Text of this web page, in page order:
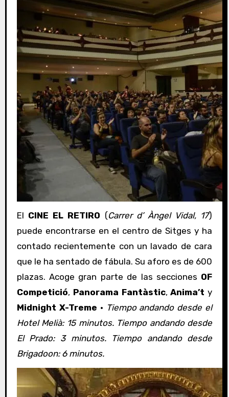
El CINE EL RETIRO (Carrer d’ Àngel Vidal, 17)
puede encontrarse en el centro de Sitges y ha
contado recientemente con un lavado de cara
que le ha sentado de fábula. Su aforo es de 600
plazas. Acoge gran parte de las secciones OF
Competició, Panorama Fantàstic,Anima’t y
Midnight X-Treme · Tiempo andando desde el
Hotel Melià: 15 minutos. Tiempo andando desde
El Prado: 3 minutos. Tiempo andando desde
Brigadoon: 6 minutos.